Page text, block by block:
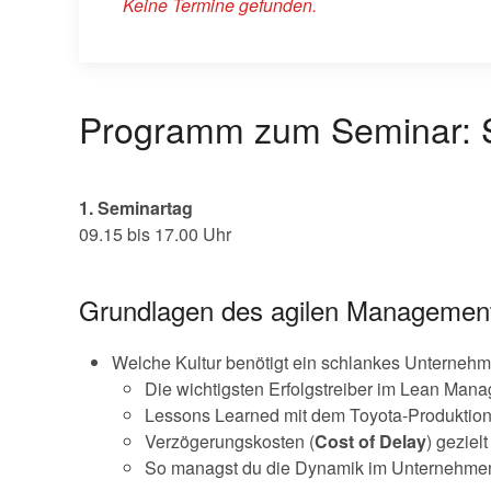
Programm zum
1. Seminartag
09.15 bis 17.00 Uhr
Grundlagen des agilen
Welche Kultur benötigt ein schlankes
Die wichtigsten Erfolgstreiber im Lean
Lessons Learned mit dem Toyota-
Verzögerungskosten (Costof Delay)
So managst du die Dynamik im